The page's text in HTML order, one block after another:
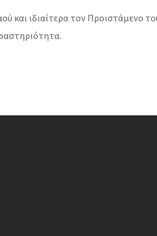
και ιδιαίτερα τον Προιστάμενο